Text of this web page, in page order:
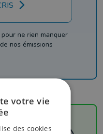
ne rien manquer
nos émissions
votre vie
des cookies